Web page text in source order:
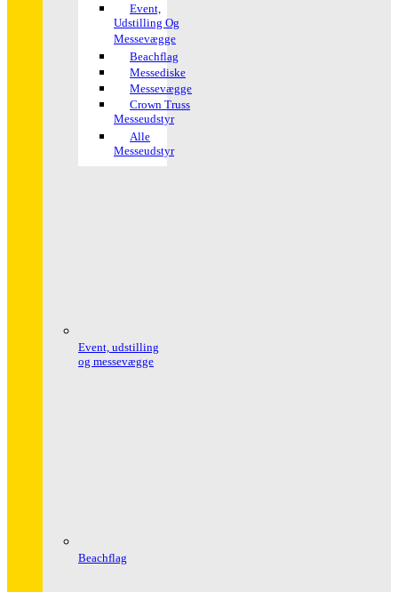
Event,
Udstilling Og
Messevægge
Beachflag
Messediske
Messevægge
Crown Truss
Messeudstyr
Alle
Messeudstyr
Event, udstilling
og messevægge
Beachflag